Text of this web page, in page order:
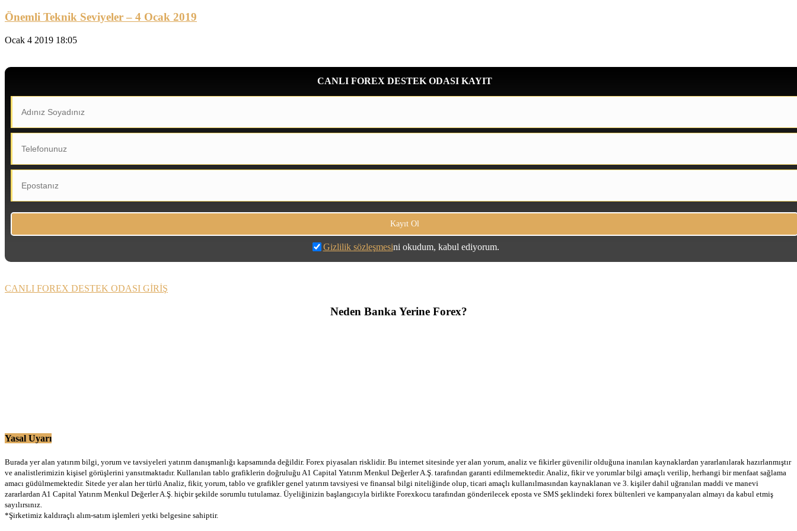
Önemli Teknik Seviyeler – 4 Ocak 2019
Ocak 4 2019 18:05
CANLI FOREX DESTEK ODASI KAYIT
Gizlilik sözleşmesini okudum, kabul ediyorum.
CANLI FOREX DESTEK ODASI GİRİŞ
Neden Banka Yerine Forex?
Yasal Uyarı
Burada yer alan yatırım bilgi, yorum ve tavsiyeleri yatırım danışmanlığı kapsamında değildir. Forex piyasaları risklidir. Bu internet sitesinde yer alan yorum, analiz ve fikirler güvenilir olduğuna inanılan kaynaklardan yararlanılarak hazırlanmıştır
ve analistlerimizin kişisel görüşlerini yansıtmaktadır. Kullanılan tablo grafiklerin doğruluğu A1 Capital Yatırım Menkul Değerler A.Ş. tarafından garanti edilmemektedir. Analiz, fikir ve yorumlar bilgi amaçlı verilip, herhangi bir menfaat sağlama
amacı güdülmemektedir. Sitede yer alan her türlü Analiz, fikir, yorum, tablo ve grafikler genel yatırım tavsiyesi ve finansal bilgi niteliğinde olup, ticari amaçlı kullanılmasından kaynaklanan ve 3. kişiler dahil uğranılan maddi ve manevi
zararlardan A1 Capital Yatırım Menkul Değerler A.Ş. hiçbir şekilde sorumlu tutulamaz. Üyeliğinizin başlangıcıyla birlikte Forexkocu tarafından gönderilecek eposta ve SMS şeklindeki forex bültenleri ve kampanyaları almayı da kabul etmiş
sayılırsınız.
*Şirketimiz kaldıraçlı alım-satım işlemleri yetki belgesine sahiptir.